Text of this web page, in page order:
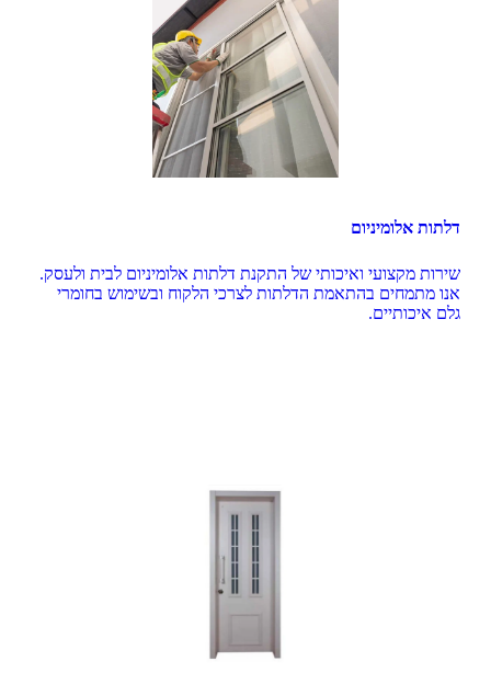
דלתות אלומיניום
שירות מקצועי ואיכותי של התקנת דלתות אלומיניום לבית ולעסק.
אנו מתמחים בהתאמת הדלתות לצרכי הלקוח ובשימוש בחומרי
גלם איכותיים.